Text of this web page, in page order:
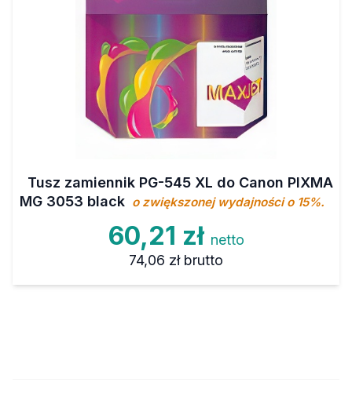
Tusz zamiennik PG-545 XL do Canon PIXMA
MG 3053 black o zwiększonej wydajności o 15%.
60,21 zł netto
74,06 zł brutto